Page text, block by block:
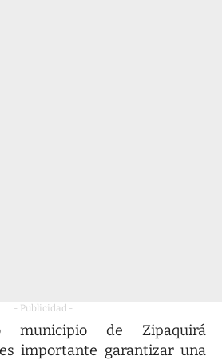
- Publicidad -
municipio de Zipaquirá
importante garantizar una